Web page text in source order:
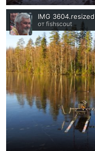
IMG 3604.resized
от fishscout